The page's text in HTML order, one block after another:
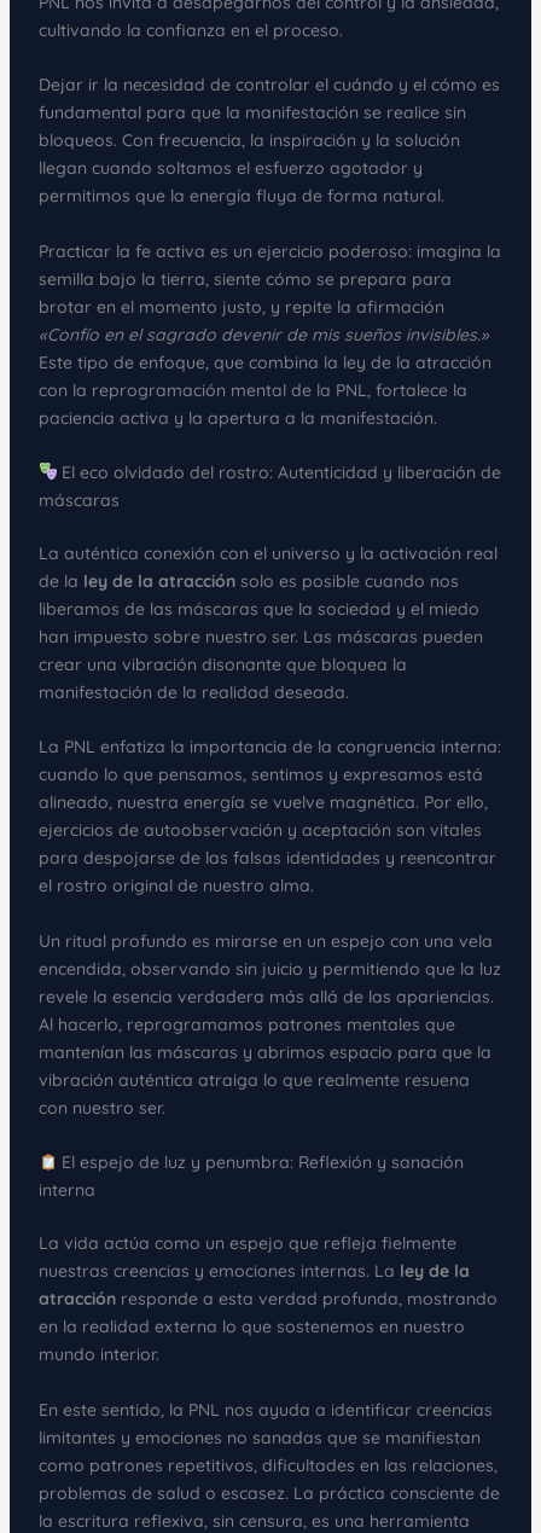
cultivando la confianza en el proceso.
Dejar ir la necesidad de controlar el cuándo y el cómo es
fundamental para que la manifestación se realice sin
bloqueos. Con frecuencia, la inspiración y la solución
llegan cuando soltamos el esfuerzo agotador y
permitimos que la energía fluya de forma natural.
Practicar la fe activa es un ejercicio poderoso: imagina la
semilla bajo la tierra, siente cómo se prepara para
brotar en el momento justo, y repite la afirmación
«Confío en el sagrado devenir de mis sueños invisibles.»
Este tipo de enfoque, que combina la ley de la atracción
con la reprogramación mental de la PNL, fortalece la
paciencia activa y la apertura a la manifestación.
El eco olvidado del rostro: Autenticidad y liberación de
máscaras
La auténtica conexión con el universo y la activación real
de la ley de la atracciónsolo es posible cuando nos
liberamos de las máscaras que la sociedad y el miedo
han impuesto sobre nuestro ser. Las máscaras pueden
crear una vibración disonante que bloquea la
manifestación de la realidad deseada.
La PNL enfatiza la importancia de la congruencia interna:
cuando lo que pensamos, sentimos y expresamos está
alineado, nuestra energía se vuelve magnética. Por ello,
ejercicios de autoobservación y aceptación son vitales
para despojarse de las falsas identidades y reencontrar
el rostro original de nuestro alma.
Un ritual profundo es mirarse en un espejo con una vela
encendida, observando sin juicio y permitiendo que la luz
revele la esencia verdadera más allá de las apariencias.
Al hacerlo, reprogramamos patrones mentales que
mantenían las máscaras y abrimos espacio para que la
vibración auténtica atraiga lo que realmente resuena
con nuestro ser.
El espejo de luz y penumbra: Reflexión y sanación
interna
La vida actúa como un espejo que refleja fielmente
nuestras creencias y emociones internas. La ley de la
atracciónresponde a esta verdad profunda, mostrando
en la realidad externa lo que sostenemos en nuestro
mundo interior.
En este sentido, la PNL nos ayuda a identificar creencias
limitantes y emociones no sanadas que se manifiestan
como patrones repetitivos, dificultades en las relaciones,
problemas de salud o escasez. La práctica consciente de
la escritura reflexiva, sin censura, es una herramienta